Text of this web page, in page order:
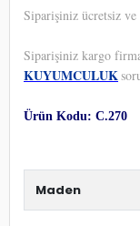
Siparişiniz ücretsiz
Siparişiniz kargo
KUYUMCULUK
Ürün Kodu: C.270
Maden